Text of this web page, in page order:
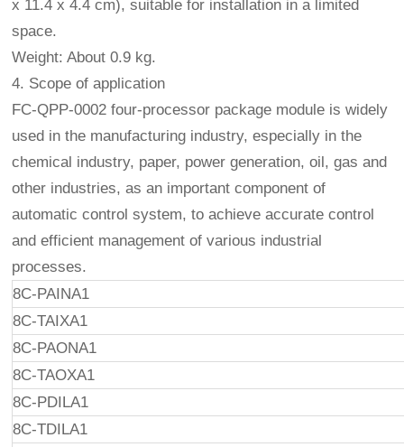
x 11.4 x 4.4 cm), suitable for installation in a limited
space.
Weight: About 0.9 kg.
4. Scope of application
FC-QPP-0002 four-processor package module is widely
used in the manufacturing industry, especially in the
chemical industry, paper, power generation, oil, gas and
other industries, as an important component of
automatic control system, to achieve accurate control
and efficient management of various industrial
processes.
8C-PAINA1
8C-TAIXA1
8C-PAONA1
8C-TAOXA1
8C-PDILA1
8C-TDILA1